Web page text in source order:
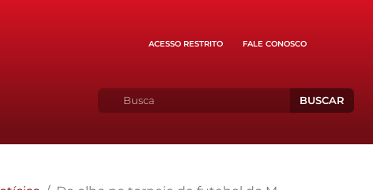
ACESSO RESTRITO FALE CONOSCO
BUSCAR